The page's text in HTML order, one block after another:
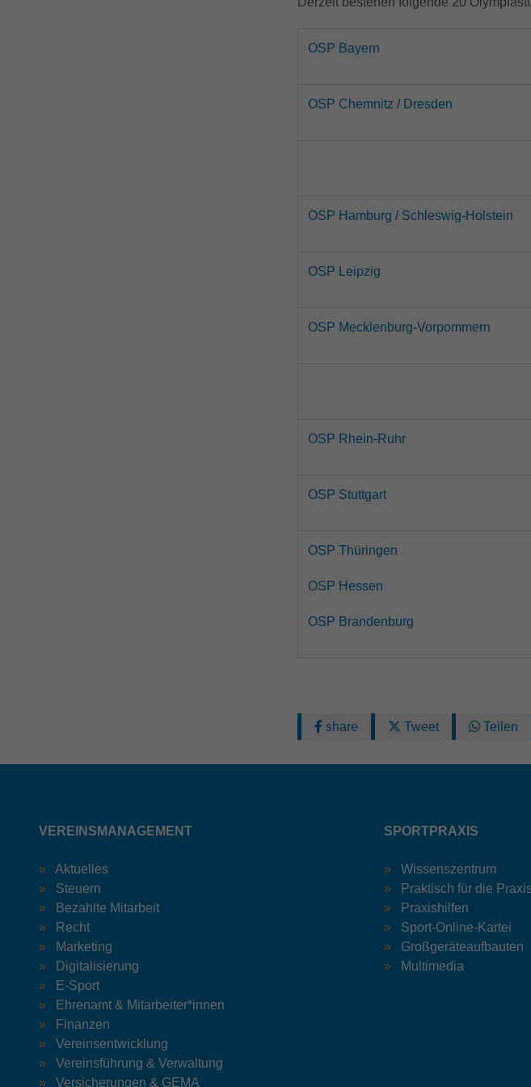
OSP Bayern
OSP Chemnitz / Dresden
OSP Hamburg / Schleswig-Holstein
OSP Leipzig
OSP Mecklenburg-Vorpommern
OSP Rhein-Ruhr
OSP Stuttgart
OSP Thüringen
OSP Hessen
OSP Brandenburg
share Tweet Teilen
VEREINSMANAGEMENT
Aktuelles
Steuern
Bezahlte Mitarbeit
Recht
Marketing
Digitalisierung
E-Sport
Ehrenamt & Mitarbeiter*innen
Finanzen
Vereinsentwicklung
Vereinsführung & Verwaltung
Versicherungen & GEMA
SPORTPRAXIS
Wissenszentrum
Praktisch für die
Praxishilfen
Sport-Online-Kartei
Großgeräteaufbauten
Multimedia
Name
Dieser
die gezielte